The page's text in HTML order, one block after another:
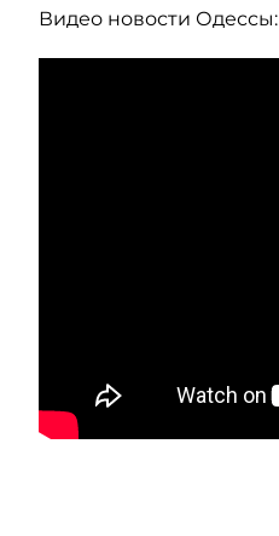
Видео новости Одессы: